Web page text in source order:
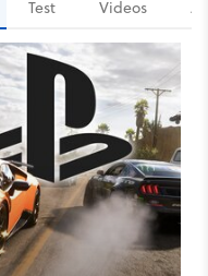
Test Videos